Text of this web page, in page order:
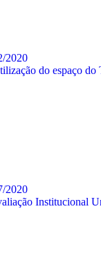
2020
do espaço do
2020
Institucional